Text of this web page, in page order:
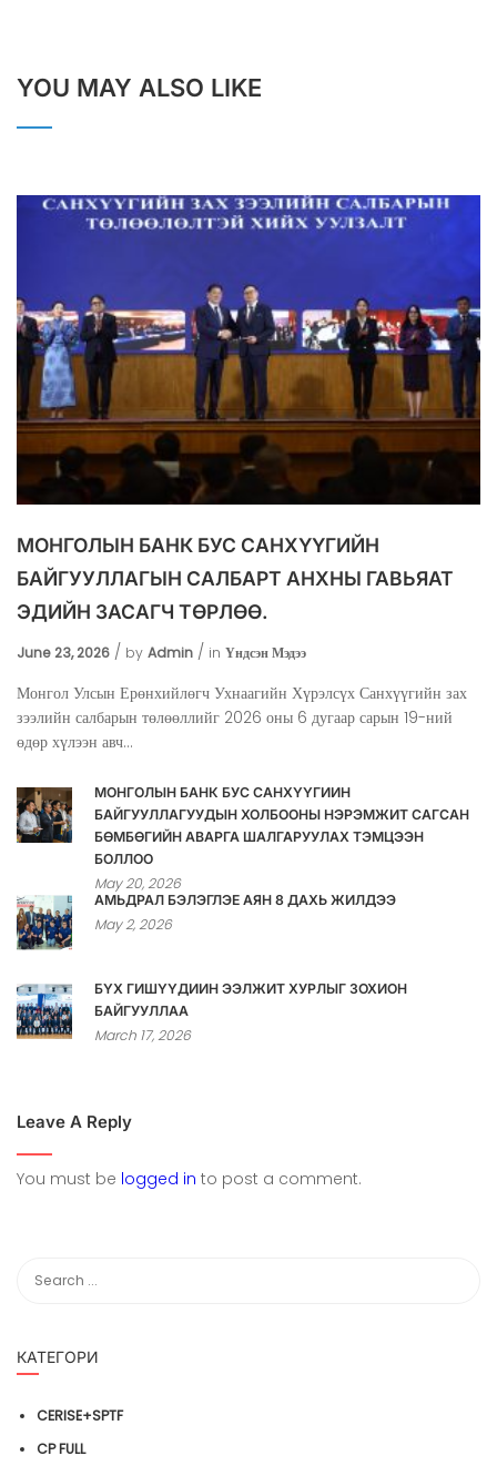
YOU MAY ALSO LIKE
МОНГОЛЫН БАНК БУС САНХҮҮГИЙН
БАЙГУУЛЛАГЫН САЛБАРТ АНХНЫ ГАВЬЯАТ
ЭДИЙН ЗАСАГЧ ТӨРЛӨӨ.
June 23, 2026 by Admin in Үндсэн Мэдээ
Монгол Улсын Ерөнхийлөгч Ухнаагийн Хүрэлсүх Санхүүгийн зах
зээлийн салбарын төлөөллийг 2026 оны 6 дугаар сарын 19-ний
өдөр хүлээн авч...
МОНГОЛЫН БАНК БУС САНХҮҮГИЙН
БАЙГУУЛЛАГУУДЫН ХОЛБООНЫ НЭРЭМЖИТ САГСАН
БӨМБӨГИЙН АВАРГА ШАЛГАРУУЛАХ ТЭМЦЭЭН
БОЛЛОО
May 20, 2026
АМЬДРАЛ БЭЛЭГЛЭЕ АЯН 8 ДАХЬ ЖИЛДЭЭ
May 2, 2026
БҮХ ГИШҮҮДИЙН ЭЭЛЖИТ ХУРЛЫГ ЗОХИОН
БАЙГУУЛЛАА
March 17, 2026
Leave A Reply
You must be logged in to post a comment.
КАТЕГОРИ
CERISE+SPTF
CP FULL